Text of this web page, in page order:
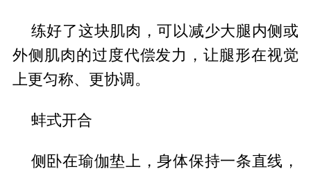
练好了这块肌肉，可以减少大腿内侧或
外侧肌肉的过度代偿发力，让腿形在视觉
上更匀称、更协调。
蚌式开合
侧卧在瑜伽垫上，身体保持一条直线，